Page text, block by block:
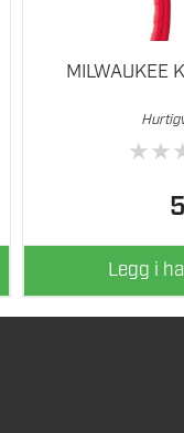
MILWAUKEE
★★
Legg i